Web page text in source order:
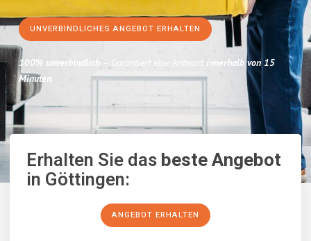
UNVERBINDLICHES ANGEBOT ERHALTEN
100% unverbindlich – Garantiert eine Antwort innerhalb von 15
Minuten.
Erhalten Sie dasbeste Angebot
in Göttingen:
ANGEBOT ERHALTEN